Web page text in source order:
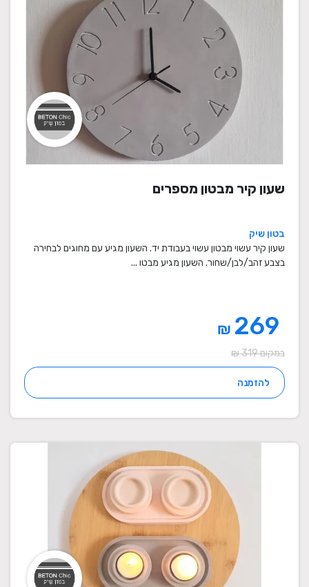
שעון קיר מבטון מספרים
בטון שיק
שעון קיר עשוי מבטון עשוי בעבודת יד. השעון מגיע עם מחוגים לבחירה
בצבע זהב/לבן/שחור. השעון מגיע מבטו ...
₪
במקום 319 ₪
להזמנה